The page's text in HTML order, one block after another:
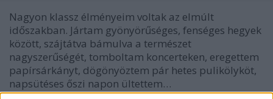
Nagyon klassz élményeim voltak az elmúlt
időszakban. Jártam gyönyörűséges, fenséges hegyek
között, szájtátva bámulva a természet
nagyszerűségét, tomboltam koncerteken, eregettem
papírsárkányt, dögönyöztem pár hetes pulikölyköt,
napsütéses őszi napon ültettem…